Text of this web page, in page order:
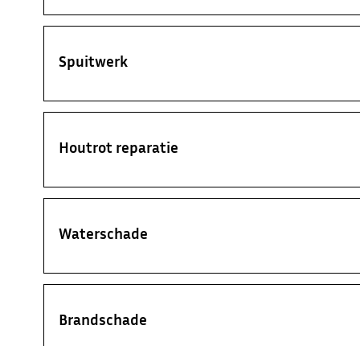
Spuitwerk
Houtrot reparatie
Waterschade
Brandschade